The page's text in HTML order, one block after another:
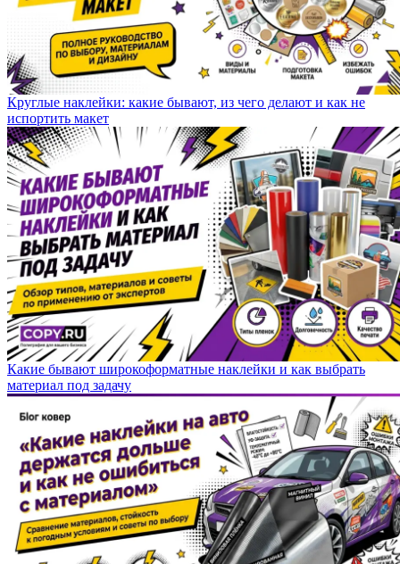
Круглые наклейки: какие бывают, из чего делают и как не
испортить макет
Какие бывают широкоформатные наклейки и как выбрать
материал под задачу